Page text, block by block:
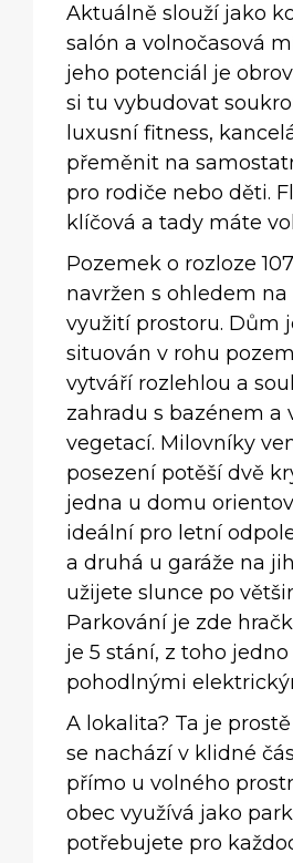
Aktuálně slouží jako
salón a volnočasová
jeho potenciál je
si tu vybudovat
luxusní fitness,
přeměnit na
pro rodiče nebo děti.
klíčová a tady máte
Pozemek o rozloze
navržen s ohledem
využití prostoru. Dům
situován v rohu
vytváří rozlehlou a
zahradu s bazénem a
vegetací. Milovníky
posezení potěší dvě
jedna u domu
ideální pro letní
a druhá u garáže na
užijete slunce po
Parkování je zde
je 5 stání, z toho jedno
pohodlnými
A lokalita? Ta je
se nachází v klidné
přímo u volného
obec využívá jako
potřebujete pro